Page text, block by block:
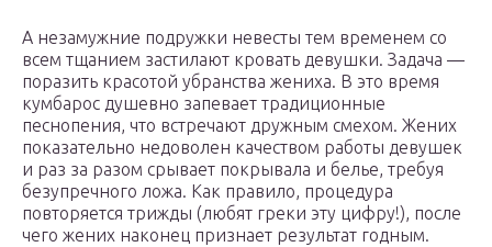
А незамужние подружки невесты тем временем со
всем тщанием застилают кровать девушки. Задача —
поразить красотой убранства жениха. В это время
кумбарос душевно запевает традиционные
песнопения, что встречают дружным смехом. Жених
показательно недоволен качеством работы девушек
и раз за разом срывает покрывала и белье, требуя
безупречного ложа. Как правило, процедура
повторяется трижды (любят греки эту цифру!), после
чего жених наконец признает результат годным.